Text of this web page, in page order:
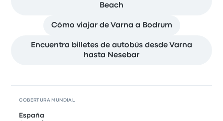
Beach
Cómo viajar de Varna a Bodrum
Encuentra billetes de autobús desde Varna
hasta Nesebar
COBERTURA MUNDIAL
España